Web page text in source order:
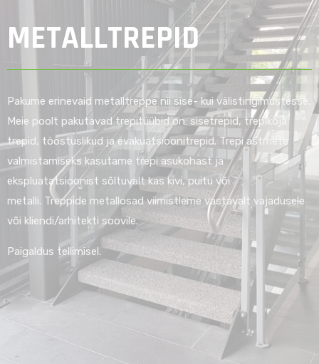
METALLTREPID
Pakume erinevaid metalltreppe nii sise- kui välistingimustesse.
Meie poolt pakutavad trepitüübid on: sisetrepid, trepikoja
trepid, tööstuslikud ja evakuatsioonitrepid. Trepi astmete
valmistamiseks kasutame trepi asukohast ja
ekspluatatsioonist sõltuvalt kas kivi, puitu või
metalli. Treppide metallosad viimistleme vastavalt vajadusele
või kliendi/arhitekti soovile.
Paigaldus tellimisel.